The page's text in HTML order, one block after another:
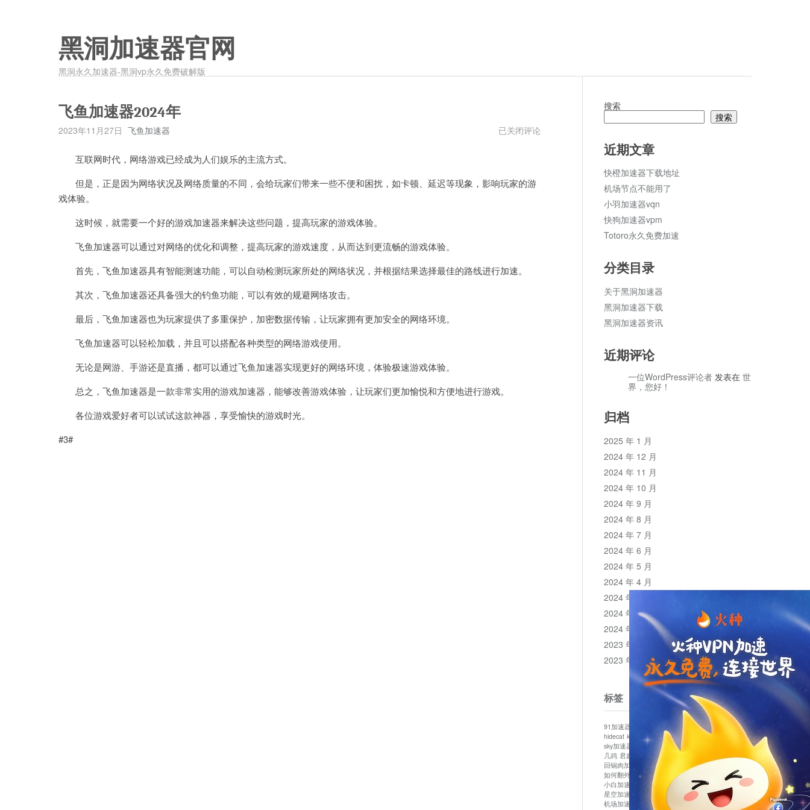
黑洞加速器官网
黑洞永久加速器-黑洞vp永久免费破解版
飞鱼加速器2024年
2023年11月27日 飞鱼加速器
飞
2024
年
已关闭评论
互联网时代，网络游戏已经成为人们娱乐的主流方式。
但是，正是因为网络状况及网络质量的不同，会给玩家们带来一些不便和困扰，如卡顿、延迟等现象，影响玩家的游
戏体验。
这时候，就需要一个好的游戏加速器来解决这些问题，提高玩家的游戏体验。
飞鱼加速器可以通过对网络的优化和调整，提高玩家的游戏速度，从而达到更流畅的游戏体验。
首先，飞鱼加速器具有智能测速功能，可以自动检测玩家所处的网络状况，并根据结果选择最佳的路线进行加速。
其次，飞鱼加速器还具备强大的钓鱼功能，可以有效的规避网络攻击。
最后，飞鱼加速器也为玩家提供了多重保护，加密数据传输，让玩家拥有更加安全的网络环境。
飞鱼加速器可以轻松加载，并且可以搭配各种类型的网络游戏使用。
无论是网游、手游还是直播，都可以通过飞鱼加速器实现更好的网络环境，体验极速游戏体验。
总之，飞鱼加速器是一款非常实用的游戏加速器，能够改善游戏体验，让玩家们更加愉悦和方便地进行游戏。
各位游戏爱好者可以试试这款神器，享受愉快的游戏时光。
#3#
搜索
搜索
近期文章
快橙加速器下载地址
机场节点不能用了
小羽加速器vqn
快狗加速器vpm
Totoro永久免费加速
分类目录
关于黑洞加速器
黑洞加速器下载
黑洞加速器资讯
近期评论
一位WordPress评论者 发表在 世
界，您好！
归档
2025 年 1 月
2024 年 12 月
2024 年 11 月
2024 年 10 月
2024 年 9 月
2024 年 8 月
2024 年 7 月
2024 年 6 月
2024 年 5 月
2024 年 4 月
2024 年 3 月
2024 年 2 月
2024 年 1 月
2023 年 12 月
2023 年 11 月
标签
91加速器 bluelayer加速器
clash节点
hidecat kuai500 panda加速器
plex加速器
sky加速器
telegram加速器 中信加速器
云梯加速器
几鸡 君越加速器 哔咔漫画加速器
唐师傅加速器
回锅肉加速器
坚果加速器 壹点加速器
如何翻外墙网站 小哈vp加速器
小火箭加速器
小白加速器
布谷vp加速器 心阶云 快连
星空加速器
最新版clash安卓下载
月光加速器
机场加速器
松果云 极快加速器
梯子加速器